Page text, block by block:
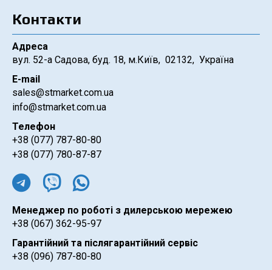
Контакти
Адреса
вул. 52-а Садова, буд. 18, м.Київ, 02132, Україна
E-mail
sales@stmarket.com.ua
info@stmarket.com.ua
Телефон
+38 (077) 787-80-80
+38 (077) 780-87-87
Менеджер по роботі з дилерською мережею
+38 (067) 362-95-97
Гарантійний та післягарантійний сервіс
+38 (096) 787-80-80